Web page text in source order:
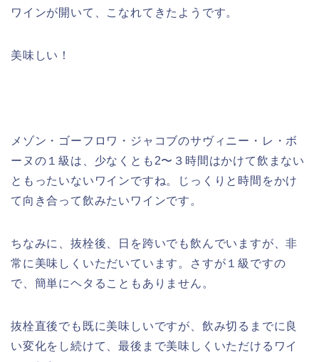
ワインが開いて、こなれてきたようです。
美味しい！
メゾン・ゴーフロワ・ジャコブのサヴィニー・レ・ボ
ーヌの１級は、少なくとも2〜３時間はかけて飲まない
ともったいないワインですね。じっくりと時間をかけ
て向き合って飲みたいワインです。
ちなみに、抜栓後、日を跨いでも飲んでいますが、非
常に美味しくいただいています。さすが１級ですの
で、簡単にヘタることもありません。
抜栓直後でも既に美味しいですが、飲み切るまでに良
い変化をし続けて、最後まで美味しくいただけるワイ